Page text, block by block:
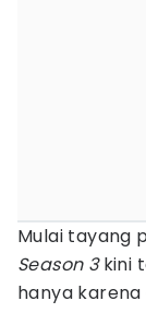
Mulai tayang
Season 3kini
hanya